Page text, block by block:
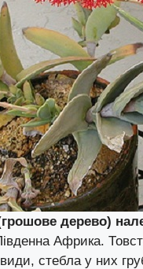
дерево)
Африка.
види, стебла у них